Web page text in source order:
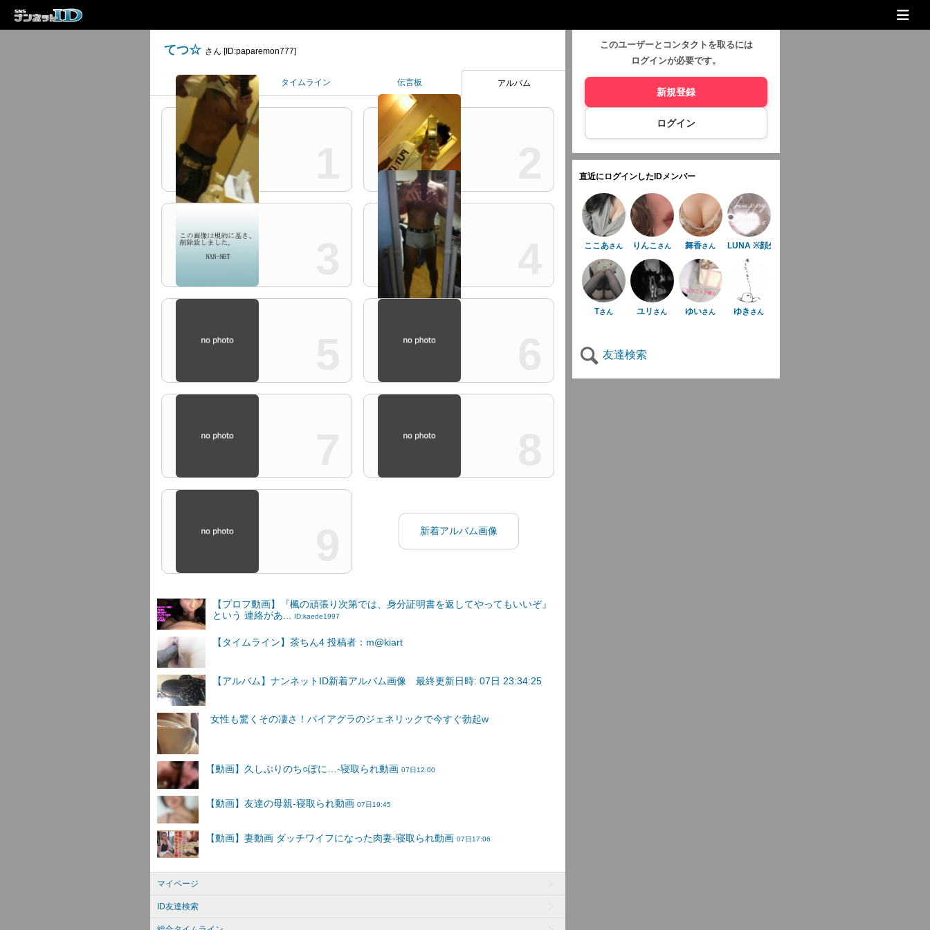
てつ☆ さん [ID:paparemon777]
プロフィール タイムライン 伝言板 アルバム
新着アルバム画像
【プロフ動画】『楓の頑張り次第では、身分証明書を返してやってもいいぞ』
という 連絡があ...
ID:kaede1997
【タイムライン】茶ちん4 投稿者：m@kiart
【アルバム】ナンネットID新着アルバム画像 最終更新日時: 07日 23:34:25
マイページ
ID友達検索
このユーザーとコンタクトを取るには
ログインが必要です。
新規登録
ログイン
直近にログインしたIDメンバー
ここあさん りんこさん 舞香さん LUNA ※顔分かんない人には返信しません。
Tさん ユリ さん ゆいさん ゆき さん
友達検索